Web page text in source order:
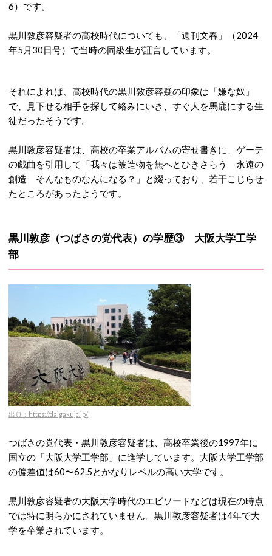
6）です。
黒川敦彦容疑者の高校時代についても、「週刊文春」（2024
年5月30日号）で当時の同級生が証言しています。
それによれば、高校時代の黒川敦彦容疑の印象は「嫌な奴」
で、見下せる相手を探して絡みにいき、すぐ人を馬鹿にする生
徒だったそうです。
黒川敦彦容疑者は、高校の卒業アルバムの寄せ書きに、ゲーテ
の戯曲を引用して「我々は被造物を無へとひきさらう 永遠の
創造 そんなものなんになる？」と綴っており、若干こじらせ
たところがあったようです。
黒川敦彦（つばさの党代表）の学歴③ 大阪大学工学
部
出典：https://daigakujc.jp/
つばさの党代表・黒川敦彦容疑者は、高校卒業後の1997年に
国立の「大阪大学工学部」に進学しています。大阪大学工学部
の偏差値は60〜62.5とかなりレベルの高い大学です。
黒川敦彦容疑者の大阪大学時代のエピソードなどは現在の時点
では特に明らかにされていません。黒川敦彦容疑者は4年で大
学を卒業されています。